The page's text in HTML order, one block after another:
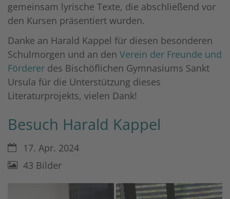
gemeinsam lyrische Texte, die abschließend vor
den Kursen präsentiert wurden.
Danke an Harald Kappel für diesen besonderen
Schulmorgen und an den Verein der Freunde und
Förderer des Bischöflichen Gymnasiums Sankt
Ursula für die Unterstützung dieses
Literaturprojekts, vielen Dank!
Besuch Harald Kappel
Datum:17. Apr. 2024
43 Bilder